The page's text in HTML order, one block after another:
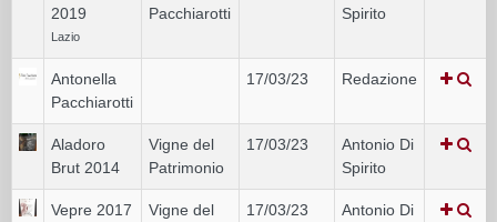
2019
Lazio
Pacchiarotti
Spirito
Antonella
Pacchiarotti
17/03/23 Redazione
Aladoro
Brut 2014
Vigne del
Patrimonio
17/03/23
Antonio Di
Spirito
Vepre 2017
Vigne del
17/03/23
Antonio Di